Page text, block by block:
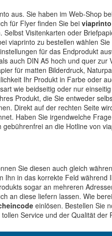
aus. Sie haben im Web-Shop
für Flyer finden Sie bei viaprinto
Visitenkarten oder
viaprinto zu bestellen wählen
für das Endprodukt
auch DIN A5 hoch und quer zur
für matten Bilderdruck,
Ihr Produkt in Farbe oder
wie beidseitig oder nur
Produkt, die Sie entweder
Direkt auf der rechten Seite
Haben Sie irgendwelche
an die Hotline von
Sie diesen auch gleich
in das korrekte Feld während
sogar an mehreren
an diese liefern lassen. Wie
einlösen. Bestellen Sie
Service und der Qualität der